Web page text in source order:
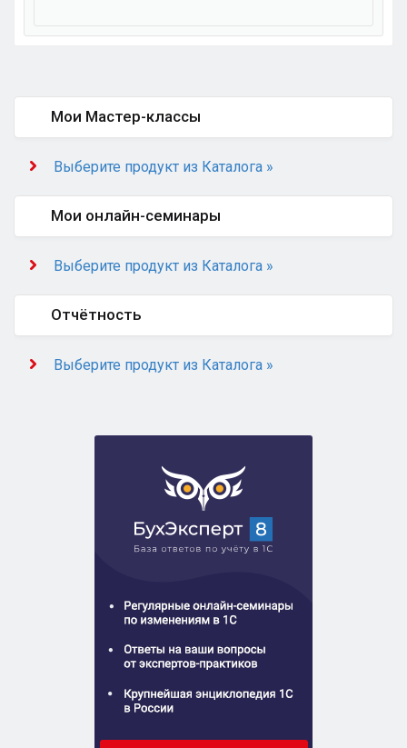
Мои Мастер-классы
Выберите продукт из Каталога »
Мои онлайн-семинары
Выберите продукт из Каталога »
Отчётность
Выберите продукт из Каталога »